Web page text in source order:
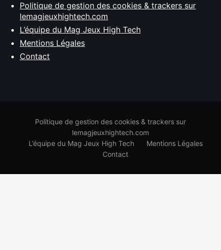
Politique de gestion des cookies & trackers sur
lemagjeuxhightech.com
L’équipe du Mag Jeux High Tech
Mentions Légales
Contact
Politique de gestion des cookies & trackers sur
lemagjeuxhightech.com
L’équipe du Mag Jeux High Tech
Mentions Légales
Contact